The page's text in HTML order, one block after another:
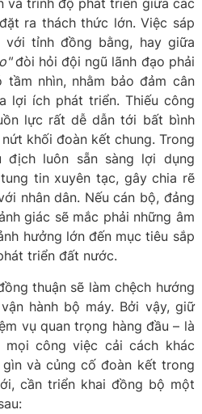
và trình độ phát triển giữa các
ra thách thức lớn. Việc sáp
với tỉnh đồng bằng, hay giữa
đòi hỏi đội ngũ lãnh đạo phải
nhìn, nhằm bảo đảm cân
lợi ích phát triển. Thiếu công
lực rất dễ dẫn tới bất bình
khối đoàn kết chung. Trong
luôn sẵn sàng lợi dụng
tin xuyên tạc, gây chia rẽ
nhân dân. Nếu cán bộ, đảng
giác sẽ mắc phải những âm
hưởng lớn đến mục tiêu sắp
triển đất nước.
thuận sẽ làm chệch hướng
hành bộ máy. Bởi vậy, giữ
vụ quan trọng hàng đầu – là
công việc cải cách khác
và củng cố đoàn kết trong
cần triển khai đồng bộ một